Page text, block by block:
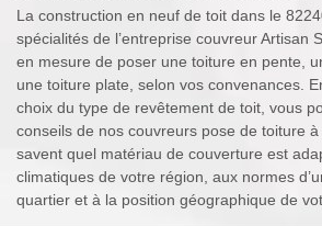
La construction en neuf de toit dans le
spécialités de l’entreprise couvreur Artisan
en mesure de poser une toiture en pente,
une toiture plate, selon vos convenances.
choix du type de revêtement de toit, vous
conseils de nos couvreurs pose de toiture
savent quel matériau de couverture est
climatiques de votre région, aux normes
quartier et à la position géographique de